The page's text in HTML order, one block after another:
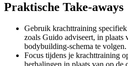
Praktische Take-aways
Gebruik krachttraining
zoals Guido adviseert, in plaats
bodybuilding-schema te volgen.
Focus tijdens je krachttraining
herhalingen in plaats van op de